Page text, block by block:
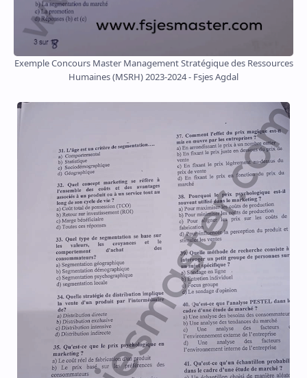
Exemple Concours Master Management Stratégique des Ressources
Humaines (MSRH) 2023-2024 - Fsjes Agdal